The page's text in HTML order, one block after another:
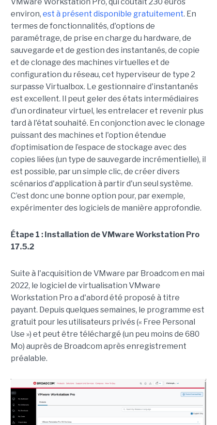
VMware Workstation Pro, qui coûtait 230 euros
environ, est à présent disponible gratuitement. En
termes de fonctionnalités, d'options de
paramétrage, de prise en charge du hardware, de
sauvegarde et de gestion des instantanés, de copie
et de clonage des machines virtuelles et de
configuration du réseau, cet hyperviseur de type 2
surpasse Virtualbox. Le gestionnaire d'instantanés
est excellent. Il peut geler des états intermédiaires
d'un ordinateur virtuel, les entrelacer et revenir plus
tard à l'état souhaité. En conjonction avec le clonage
puissant des machines et l'option étendue
d’optimisation de l’espace de stockage avec des
copies liées (un type de sauvegarde incrémentielle), il
est possible, par un simple clic, de créer divers
scénarios d'application à partir d'un seul système.
C’est donc une bonne option pour, par exemple,
expérimenter des logiciels de manière approfondie.
Étape 1 : Installation de VMware Workstation Pro
17.5.2
Suite à l'acquisition de VMware par Broadcom en mai
2022, le logiciel de virtualisation VMware
Workstation Pro a d'abord été proposé à titre
payant. Depuis quelques semaines, le programme est
gratuit pour les utilisateurs privés (« Free Personal
Use ») et peut être téléchargé (un peu moins de 680
Mo) auprès de Broadcom après enregistrement
préalable.